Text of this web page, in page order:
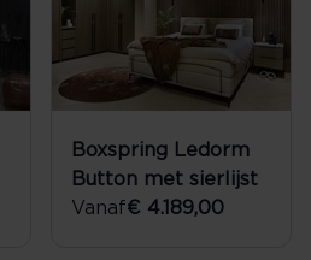
Boxspring Ledorm
Button met sierlijst
Vanaf€ 4.189,00